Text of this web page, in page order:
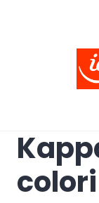
colori